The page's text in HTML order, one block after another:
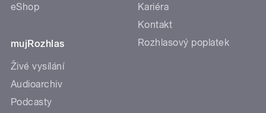
eShop
mujRozhlas
Živé vysílání
Audioarchiv
Podcasty
Kariéra
Kontakt
Rozhlasový poplatek